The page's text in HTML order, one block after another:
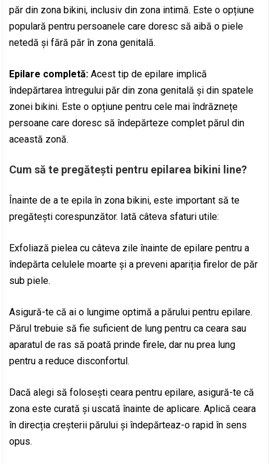
păr din zona bikini, inclusiv din zona intimă. Este o opțiune
populară pentru persoanele care doresc să aibă o piele
netedă și fără păr în zona genitală.
Epilare completă: Acest tip de epilare implică
îndepărtarea întregului păr din zona genitală și din spatele
zonei bikini. Este o opțiune pentru cele mai îndrăznețe
persoane care doresc să îndepărteze complet părul din
această zonă.
Cum să te pregătești pentru epilarea bikini line?
Înainte de a te epila în zona bikini, este important să te
pregătești corespunzător. Iată câteva sfaturi utile:
Exfoliază pielea cu câteva zile înainte de epilare pentru a
îndepărta celulele moarte și a preveni apariția firelor de păr
sub piele.
Asigură-te că ai o lungime optimă a părului pentru epilare.
Părul trebuie să fie suficient de lung pentru ca ceara sau
aparatul de ras să poată prinde firele, dar nu prea lung
pentru a reduce disconfortul.
Dacă alegi să folosești ceara pentru epilare, asigură-te că
zona este curată și uscată înainte de aplicare. Aplică ceara
în direcția creșterii părului și îndepărteaz-o rapid în sens
opus.